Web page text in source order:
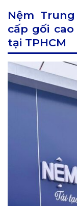
Nệm
cấp gối
tại TPHCM